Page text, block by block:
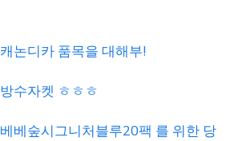
캐논디카 품목을 대해부!
방수자켓 ㅎㅎㅎ
베베숲시그니처블루20팩 를 위한 당